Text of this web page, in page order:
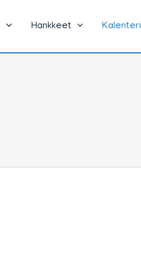
Hankkeet Kalenteri